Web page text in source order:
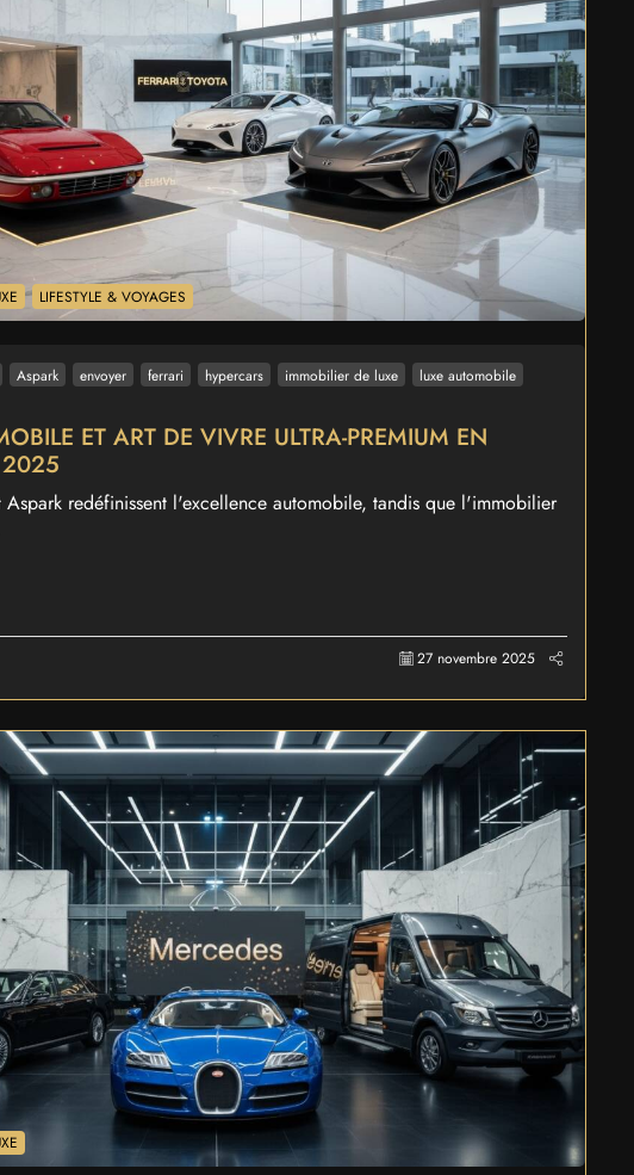
LIFESTYLE & VOYAGES
Aspark envoyer ferrari hypercars immobilier de luxe
luxe automobile
ET ART DE VIVRE ULTRA-PREMIUM EN
2025
Aspark redéfinissent l'excellence automobile, tandis que l'immobilier
27 novembre 2025